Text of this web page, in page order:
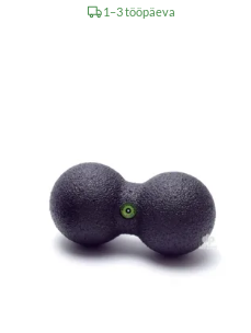
1–3 tööpäeva